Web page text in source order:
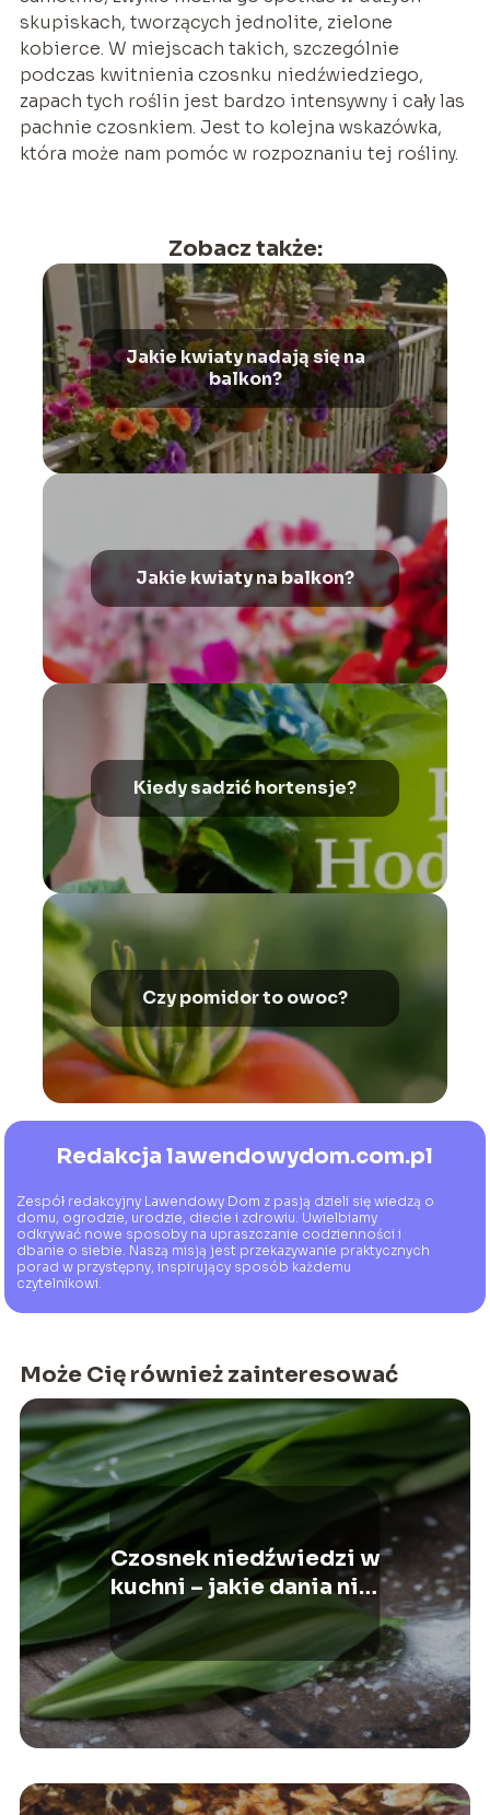
skupiskach, tworzących jednolite, zielone
kobierce. W miejscach takich, szczególnie
podczas kwitnienia czosnku niedźwiedziego,
zapach tych roślin jest bardzo intensywny i cały las
pachnie czosnkiem. Jest to kolejna wskazówka,
która może nam pomóc w rozpoznaniu tej rośliny.
Zobacz także:
Jakie kwiaty nadają się na
balkon?
Jakie kwiaty na balkon?
Kiedy sadzić hortensje?
Czy pomidor to owoc?
Redakcja lawendowydom.com.pl
Zespół redakcyjny Lawendowy Dom z pasją dzieli się wiedzą o
domu, ogrodzie, urodzie, diecie i zdrowiu. Uwielbiamy
odkrywać nowe sposoby na upraszczanie codzienności i
dbanie o siebie. Naszą misją jest przekazywanie praktycznych
porad w przystępny, inspirujący sposób każdemu
czytelnikowi.
Może Cię również zainteresować
Czosnek niedźwiedzi w
kuchni – jakie dania nim
przyprawiać?